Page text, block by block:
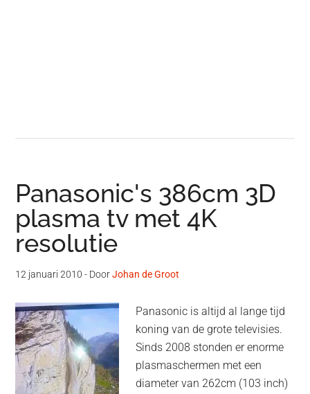
Panasonic's 386cm 3D
plasma tv met 4K
resolutie
12 januari 2010 - DoorJohan de Groot
Panasonic is altijd al lange tijd
koning van de grote televisies.
Sinds 2008 stonden er enorme
plasmaschermen met een
diameter van 262cm (103 inch)